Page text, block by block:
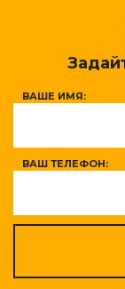
ВАШЕ ИМЯ:
ВАШ ТЕЛЕФОН: